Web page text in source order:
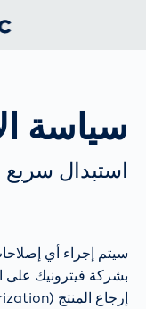
سياسة
استبدال سريع
سيتم إجراء أي
بشركة فيترونيك على
إرجاع المنتج (RMA -